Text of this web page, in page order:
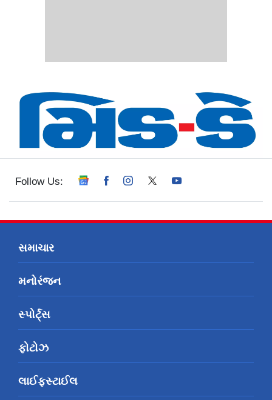
Follow Us:
સમાચાર
મનોરંજન
સ્પોર્ટ્સ
ફોટોઝ
લાઈફસ્ટાઈલ